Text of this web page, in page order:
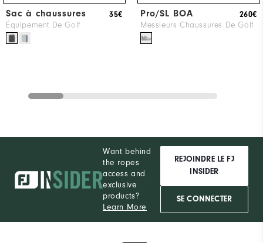
Sac à chaussures
Équipement De Golf
35€
Pro/SL BOA
Messieurs Chaussures De Golf
260€
Want behind
the ropes
access and
exclusive
products?
Learn More
REJOINDRE LE FJ
INSIDER
SE CONNECTER